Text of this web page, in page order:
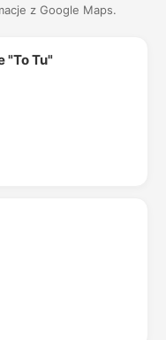
z Google Maps.
"To Tu"